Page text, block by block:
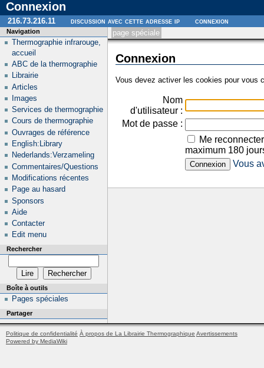
Connexion
page spéciale
Connexion
Vous devez activer les cookies pour vous
Nom
d'utilisateur :
Mot de passe :
Me
maximum 180
Vous
Navigation
Thermographie infrarouge,
accueil
ABC de la thermographie
Librairie
Articles
Images
Services de thermographie
Cours de thermographie
Ouvrages de référence
English:Library
Nederlands:Verzameling
Commentaires/Questions
Modifications récentes
Page au hasard
Sponsors
Aide
Contacter
Edit menu
Rechercher
Boîte à outils
Pages spéciales
Partager
216.73.216.11 discussion avec cette adresse ip connexion
Politique de confidentialité À propos de La Librairie Thermographique Avertissements
Powered by MediaWiki